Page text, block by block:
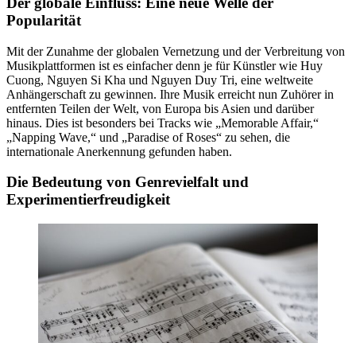
Popularität
Mit der Zunahme der globalen Vernetzung und der Verbreitung von
Musikplattformen ist es einfacher denn je für Künstler wie Huy
Cuong, Nguyen Si Kha und Nguyen Duy Tri, eine weltweite
Anhängerschaft zu gewinnen. Ihre Musik erreicht nun Zuhörer in
entfernten Teilen der Welt, von Europa bis Asien und darüber
hinaus. Dies ist besonders bei Tracks wie „Memorable Affair,“
„Napping Wave,“ und „Paradise of Roses“ zu sehen, die
internationale Anerkennung gefunden haben.
Die Bedeutung von Genrevielfalt und
Experimentierfreudigkeit